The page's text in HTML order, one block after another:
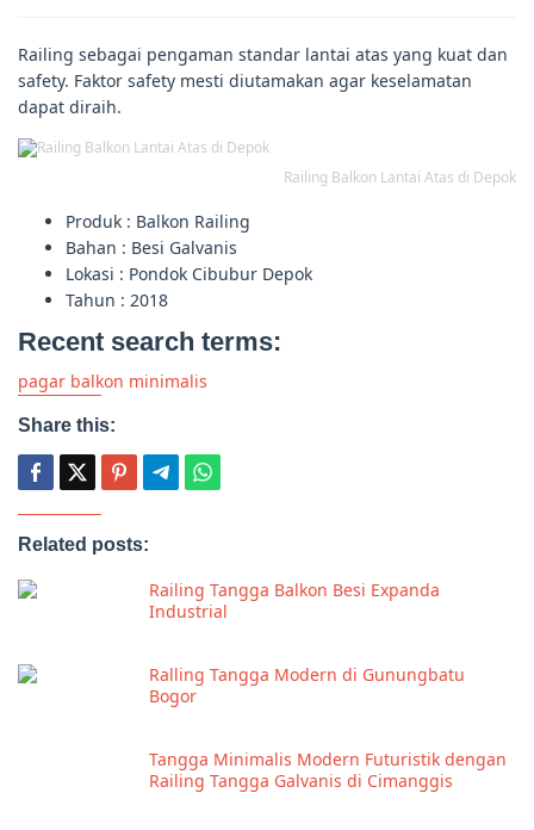
Railing sebagai pengaman standar lantai atas yang kuat dan
safety. Faktor safety mesti diutamakan agar keselamatan
dapat diraih.
Railing Balkon Lantai Atas di Depok
Produk : Balkon Railing
Bahan : Besi Galvanis
Lokasi : Pondok Cibubur Depok
Tahun : 2018
Recent search terms:
pagar balkon minimalis
Share this:
Related posts:
Railing Tangga Balkon Besi Expanda
Industrial
Ralling Tangga Modern di Gunungbatu
Bogor
Tangga Minimalis Modern Futuristik dengan
Railing Tangga Galvanis di Cimanggis